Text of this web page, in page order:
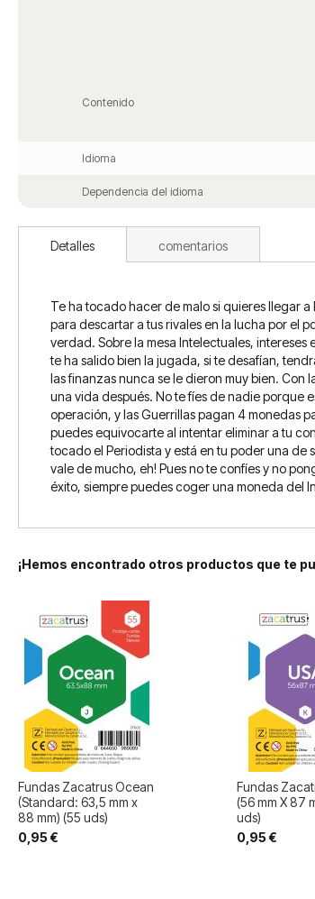
Contenido
Idioma
Dependencia del idioma
Detalles
Te ha tocado hacer de malo si quieres llegar
para descartar a tus rivales en la lucha por el
verdad. Sobre la mesa Intelectuales,
te ha salido bien la jugada, si te desafían,
las finanzas nunca se le dieron muy bien. Con
una vida después. No te fíes de nadie porque
operación, y las Guerrillas pagan 4 monedas
puedes equivocarte al intentar eliminar a tu
tocado el Periodista y está en tu poder una de
vale de mucho, eh! Pues no te confíes y no
éxito, siempre puedes coger una moneda del
comentarios
¡Hemos encontrado otros productos que te
Fundas Zacatrus Ocean
(Standard: 63,5 mm x
88 mm) (55 uds)
0,95 €
Fundas
(56 mm X 87
uds)
0,95 €